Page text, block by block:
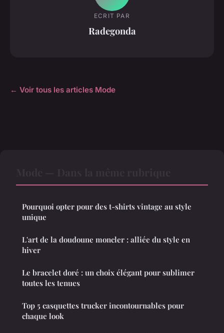
ECRIT PAR
Radegonda
← Voir tous les articles Mode
Pourquoi opter pour des t-shirts vintage au style
unique
L'art de la doudoune moncler : alliée du style en
hiver
Le bracelet doré : un choix élégant pour sublimer
toutes les tenues
Top 5 casquettes trucker incontournables pour
chaque look